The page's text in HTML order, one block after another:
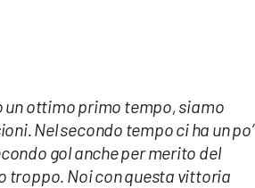
un ottimo primo tempo, siamo
Nel secondo tempo ci ha un po’
gol anche per merito del
troppo. Noi con questa vittoria